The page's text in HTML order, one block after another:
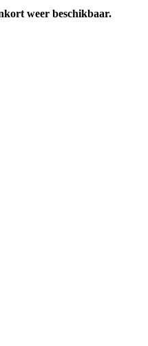
weer beschikbaar.